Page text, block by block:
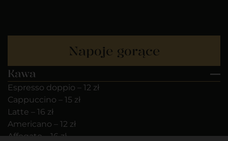
Napoje gorące
Kawa —
Espresso doppio – 12 zł
Cappuccino – 15 zł
Latte – 16 zł
Americano – 12 zł
Affogato – 16 zł